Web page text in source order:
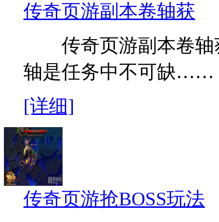
传奇页游副本卷轴获
传奇页游副本卷轴
轴是任务中不可缺……
[详细]
传奇页游抢BOSS玩法